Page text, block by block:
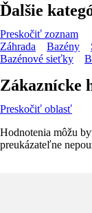
Ďalšie
Preskočiť zoznam
Záhrada
Bazény
Bazénové sieťky
Zákaznícke
Preskočiť oblasť
Hodnotenia môžu
preukázateľne